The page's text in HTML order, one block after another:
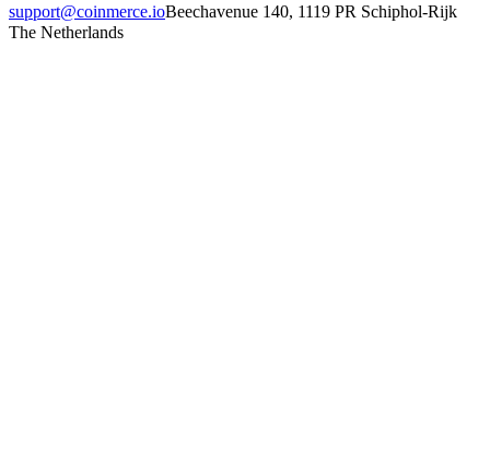
support@coinmerce.ioBeechavenue 140, 1119 PR Schiphol-Rijk
The Netherlands